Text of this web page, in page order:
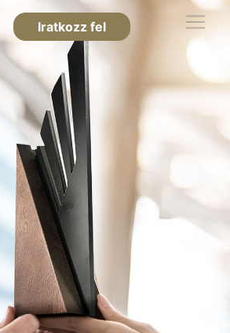
Iratkozz fel